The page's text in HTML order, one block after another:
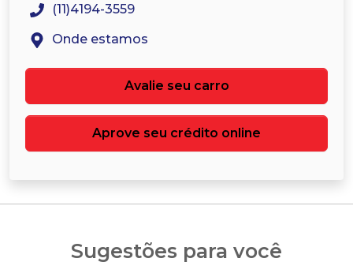
(11)4194-3559
Onde estamos
Avalie seu carro
Aprove seu crédito online
Sugestões para você